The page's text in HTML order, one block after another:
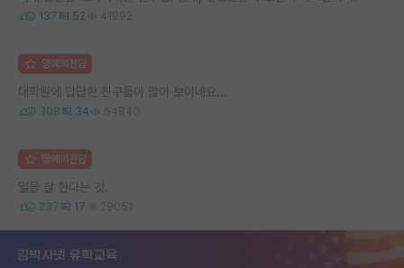
137 52 41992
명예의전당
대학원에 답답한 친구들이 많이 보이네요...
308 34 64840
명예의전당
일을 잘 한다는 것.
237 17 29051